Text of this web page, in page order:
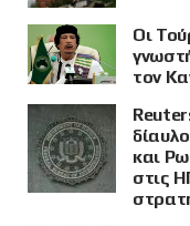
Οι
τον
και
στις